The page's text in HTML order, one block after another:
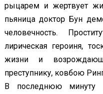
рыцарем и жертвует
пьяница доктор Бун
человечность.
лирическая героиня,
жизни и
преступнику, ковбою
В последнюю минуту